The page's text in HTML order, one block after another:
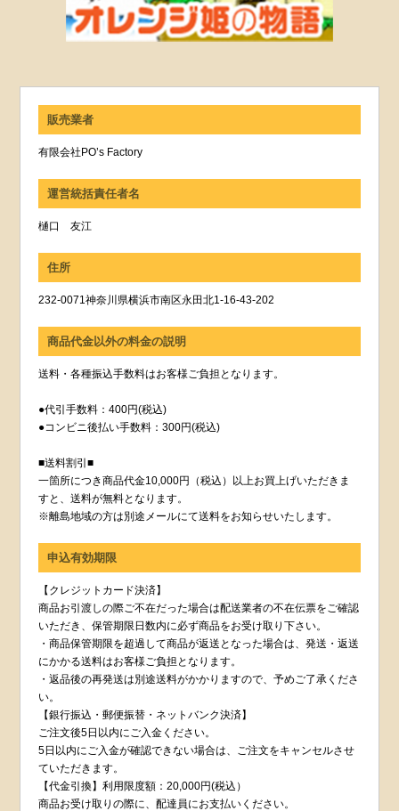
販売業者
有限会社PO’s Factory
運営統括責任者名
樋口 友江
住所
232-0071神奈川県横浜市南区永田北1-16-43-202
商品代金以外の料金の説明
送料・各種振込手数料はお客様ご負担となります。
●代引手数料：400円(税込)
●コンビニ後払い手数料：300円(税込)
■送料割引■
一箇所につき商品代金10,000円（税込）以上お買上げいただきま
すと、送料が無料となります。
※離島地域の方は別途メールにて送料をお知らせいたします。
申込有効期限
【クレジットカード決済】
商品お引渡しの際ご不在だった場合は配送業者の不在伝票をご確認
いただき、保管期限日数内に必ず商品をお受け取り下さい。
・商品保管期限を超過して商品が返送となった場合は、発送・返送
にかかる送料はお客様ご負担となります。
・返品後の再発送は別途送料がかかりますので、予めご了承くださ
い。
【銀行振込・郵便振替・ネットバンク決済】
ご注文後5日以内にご入金ください。
5日以内にご入金が確認できない場合は、ご注文をキャンセルさせ
ていただきます。
【代金引換】利用限度額：20,000円(税込）
商品お受け取りの際に、配達員にお支払いください。